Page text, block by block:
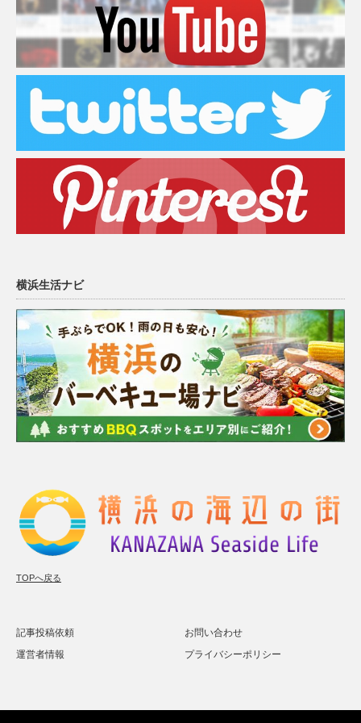
横浜生活ナビ
TOPへ戻る
記事投稿依頼
お問い合わせ
運営者情報
プライバシーポリシー